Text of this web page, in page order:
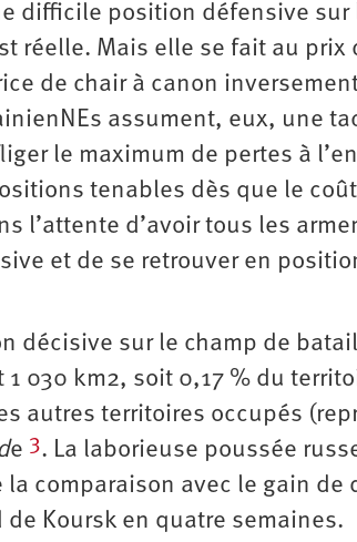
difficile position défensive sur
réelle. Mais elle se fait au prix
de chair à canon
assument, eux, une
le maximum de pertes à
tenables dès que le
l’attente d’avoir tous les
et de se retrouver en
décisive sur le champ de
030 km2, soit 0,17 % du
autres territoires occupés
e 3. La laborieuse poussée
comparaison avec le gain de
Koursk en quatre semaines.